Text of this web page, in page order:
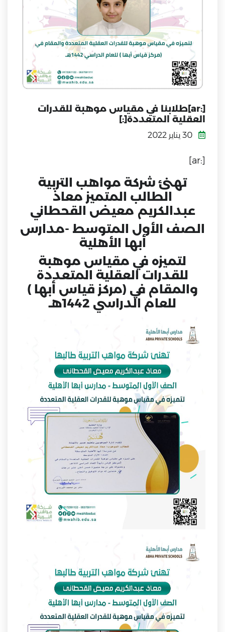
[:ar]طلابنا في مقياس موهبة للقدرات
العقلية المتعددة[:]
[:ar]
تهنئ شركة مواهب التربية
الطالب المتميز معاذ
عبدالكريم معيض القحطاني
الصف الأول المتوسط -مدارس
أبها الأهلية
لتميزه في مقياس موهبة
للقدرات العقلية المتعددة
والمقام في (مركز قياس أبها )
للعام الدراسي 1442هـ